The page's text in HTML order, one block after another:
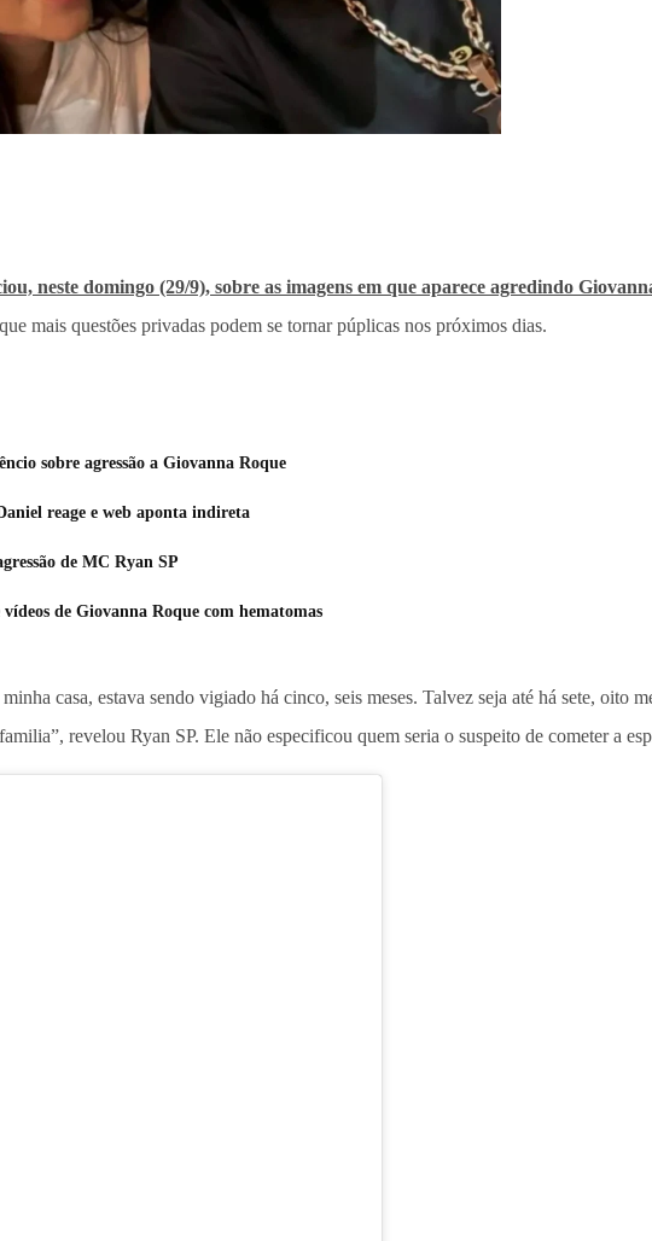
neste domingo (29/9), sobre as imagens em que aparece agredindo
mais questões privadas podem se tornar púplicas nos próximos dias.
sobre agressão a Giovanna Roque
reage e web aponta indireta
de MC Ryan SP
de Giovanna Roque com hematomas
casa, estava sendo vigiado há cinco, seis meses. Talvez seja até há sete, oito
revelou Ryan SP. Ele não especificou quem seria o suspeito de cometer a